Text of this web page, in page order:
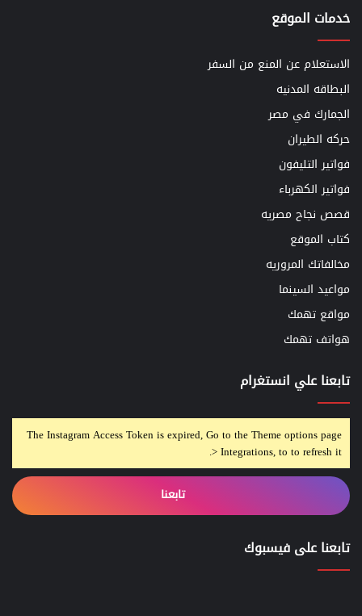
خدمات الموقع
الاستعلام عن المنع من السفر
البطاقه المدنيه
الجمارك في مصر
حركه الطيران
فواتير التليفون
فواتير الكهرباء
قصص نجاح مصريه
كتاب الموقع
مخالفاتك المروريه
مواعيد السينما
مواقع تهمك
هواتف تهمك
تابعنا علي انستغرام
The Instagram Access Token is expired, Go to the Theme options page
> Integrations, to to refresh it.
تابعنا
تابعنا على فيسبوك